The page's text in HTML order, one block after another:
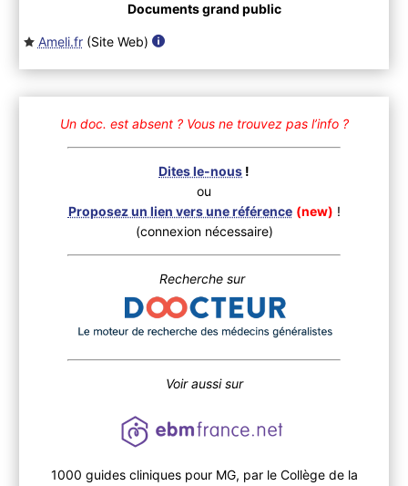
Documents grand public
Ameli.fr(Site Web)
Un doc. est absent ? Vous ne trouvez pas l’info ?
Dites le-nous !
ou
Proposez un lien vers une référence (new) !
(connexion nécessaire)
Recherche sur
Voir aussi sur
1000 guides cliniques pour MG, par le Collège de la